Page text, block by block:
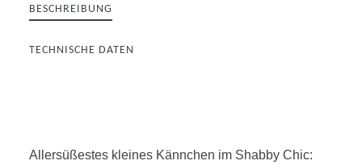
BESCHREIBUNG
TECHNISCHE DATEN
Allersüßestes kleines Kännchen im Shabby Chic: